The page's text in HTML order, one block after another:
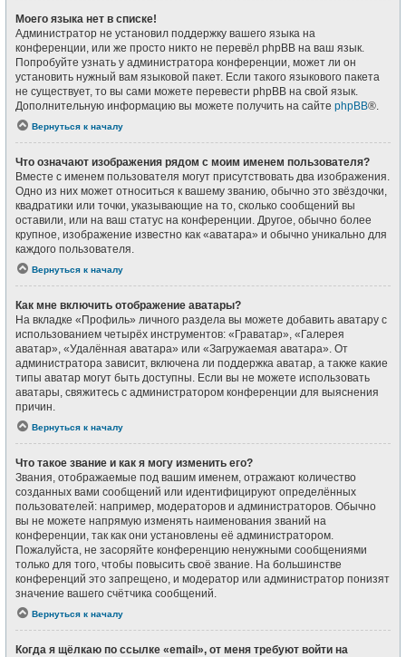
Моего языка нет в списке!
Администратор не установил поддержку вашего языка на
конференции, или же просто никто не перевёл phpBB на ваш язык.
Попробуйте узнать у администратора конференции, может ли он
установить нужный вам языковой пакет. Если такого языкового пакета
не существует, то вы сами можете перевести phpBB на свой язык.
Дополнительную информацию вы можете получить на сайте phpBB®.
Вернуться к началу
Что означают изображения рядом с моим именем пользователя?
Вместе с именем пользователя могут присутствовать два изображения.
Одно из них может относиться к вашему званию, обычно это звёздочки,
квадратики или точки, указывающие на то, сколько сообщений вы
оставили, или на ваш статус на конференции. Другое, обычно более
крупное, изображение известно как «аватара» и обычно уникально для
каждого пользователя.
Вернуться к началу
Как мне включить отображение аватары?
На вкладке «Профиль» личного раздела вы можете добавить аватару с
использованием четырёх инструментов: «Граватар», «Галерея
аватар», «Удалённая аватара» или «Загружаемая аватара». От
администратора зависит, включена ли поддержка аватар, а также какие
типы аватар могут быть доступны. Если вы не можете использовать
аватары, свяжитесь с администратором конференции для выяснения
причин.
Вернуться к началу
Что такое звание и как я могу изменить его?
Звания, отображаемые под вашим именем, отражают количество
созданных вами сообщений или идентифицируют определённых
пользователей: например, модераторов и администраторов. Обычно
вы не можете напрямую изменять наименования званий на
конференции, так как они установлены её администратором.
Пожалуйста, не засоряйте конференцию ненужными сообщениями
только для того, чтобы повысить своё звание. На большинстве
конференций это запрещено, и модератор или администратор понизят
значение вашего счётчика сообщений.
Вернуться к началу
Когда я щёлкаю по ссылке «email», от меня требуют войти на